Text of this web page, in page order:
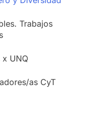
Trabajos
x UNQ
as CyT